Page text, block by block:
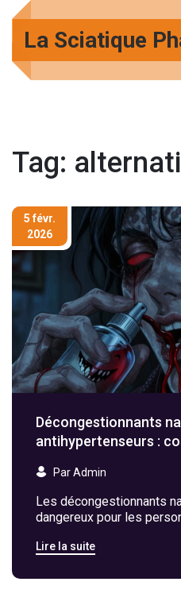
La Sciatique
Tag:
5 févr.
2026
Décongestionnants
antihypertenseurs :
Par Admin
Les décongestionnants
dangereux pour les
les alternatives sûres
Lire la suite